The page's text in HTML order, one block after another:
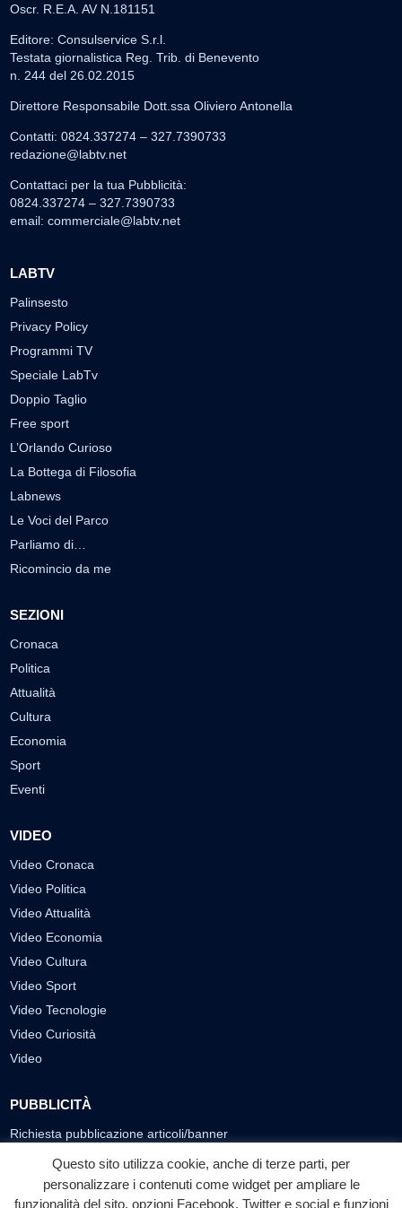
Oscr. R.E.A. AV N.181151
Editore: Consulservice S.r.l.
Testata giornalistica Reg. Trib. di Benevento
n. 244 del 26.02.2015
Direttore Responsabile Dott.ssa Oliviero Antonella
Contatti: 0824.337274 – 327.7390733
redazione@labtv.net
Contattaci per la tua Pubblicità:
0824.337274 – 327.7390733
email: commerciale@labtv.net
LABTV
Palinsesto
Privacy Policy
Programmi TV
Speciale LabTv
Doppio Taglio
Free sport
L’Orlando Curioso
La Bottega di Filosofia
Labnews
Le Voci del Parco
Parliamo di…
Ricomincio da me
SEZIONI
Cronaca
Politica
Attualità
Cultura
Economia
Sport
Eventi
VIDEO
Video Cronaca
Video Politica
Video Attualità
Video Economia
Video Cultura
Video Sport
Video Tecnologie
Video Curiosità
Video
PUBBLICITÀ
Richiesta pubblicazione articoli/banner
SEGUICI SUI SOCIAL
Questo sito utilizza cookie, anche di terze parti, per
personalizzare i contenuti come widget per ampliare le
funzionalità del sito, opzioni Facebook, Twitter e social e funzioni